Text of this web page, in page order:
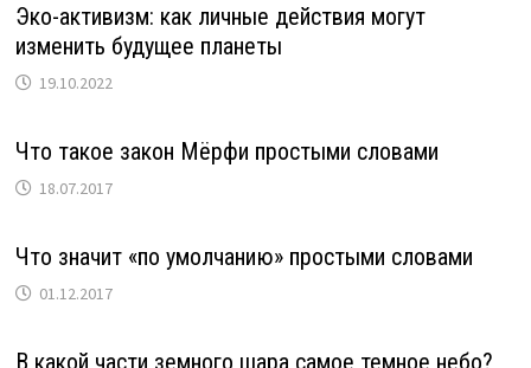
Эко-активизм: как личные действия могут
изменить будущее планеты
19.10.2022
Что такое закон Мёрфи простыми словами
18.07.2017
Что значит «по умолчанию» простыми словами
01.12.2017
В какой части земного шара самое темное небо?